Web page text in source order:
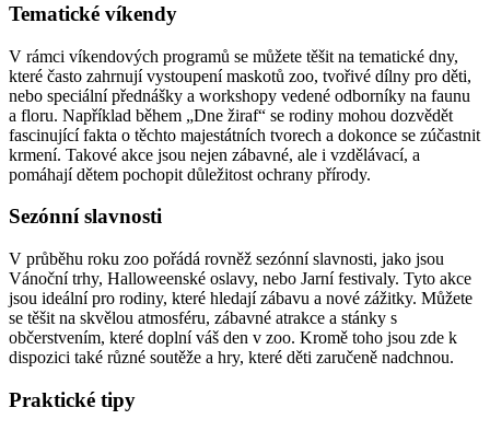
Tematické víkendy
V rámci víkendových programů se můžete těšit na tematické dny,
které často zahrnují vystoupení maskotů zoo, tvořivé dílny pro děti,
nebo speciální přednášky a workshopy vedené odborníky na faunu
a floru. Například během „Dne žiraf“ se rodiny mohou dozvědět
fascinující fakta o těchto majestátních tvorech a dokonce se zúčastnit
krmení. Takové akce jsou nejen zábavné, ale i vzdělávací, a
pomáhají dětem pochopit důležitost ochrany přírody.
Sezónní slavnosti
V průběhu roku zoo pořádá rovněž sezónní slavnosti, jako jsou
Vánoční trhy, Halloweenské oslavy, nebo Jarní festivaly. Tyto akce
jsou ideální pro rodiny, které hledají zábavu a nové zážitky. Můžete
se těšit na skvělou atmosféru, zábavné atrakce a stánky s
občerstvením, které doplní váš den v zoo. Kromě toho jsou zde k
dispozici také různé soutěže a hry, které děti zaručeně nadchnou.
Praktické tipy